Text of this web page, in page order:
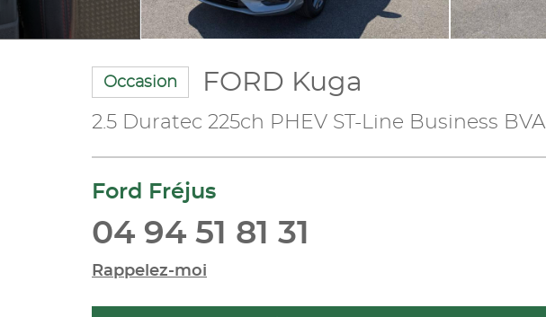
Occasion FORD Kuga
2.5 Duratec 225ch PHEV ST-Line Business BVA
Ford Fréjus
04 94 51 81 31
Rappelez-moi